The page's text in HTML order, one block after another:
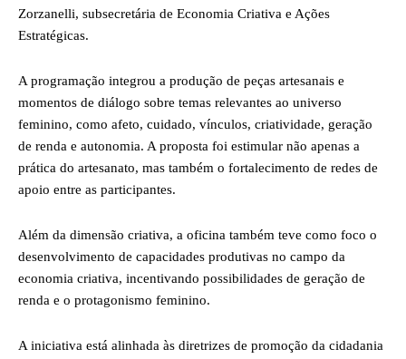
Zorzanelli, subsecretária de Economia Criativa e Ações
Estratégicas.
A programação integrou a produção de peças artesanais e
momentos de diálogo sobre temas relevantes ao universo
feminino, como afeto, cuidado, vínculos, criatividade, geração
de renda e autonomia. A proposta foi estimular não apenas a
prática do artesanato, mas também o fortalecimento de redes de
apoio entre as participantes.
Além da dimensão criativa, a oficina também teve como foco o
desenvolvimento de capacidades produtivas no campo da
economia criativa, incentivando possibilidades de geração de
renda e o protagonismo feminino.
A iniciativa está alinhada às diretrizes de promoção da cidadania